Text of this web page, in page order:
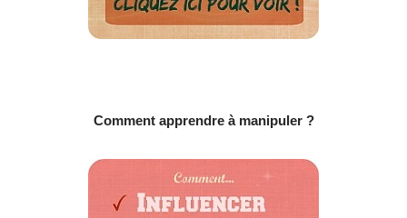
Comment apprendre à manipuler ?